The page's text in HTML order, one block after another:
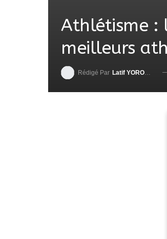
Athlétisme :
meilleurs
Rédigé Par Latif YOROUMA